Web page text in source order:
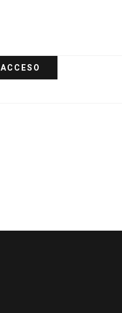
ACCESO